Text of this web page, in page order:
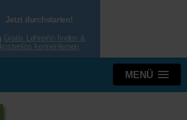
Jetzt durchstarten!
Gratis Lehrer/in finden &
kostenlos kennenlernen
MENÜ